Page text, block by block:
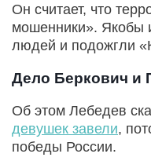
Он считает, что
мошенники». Якобы
людей и подожгли
Дело Беркович и
Об этом Лебедев
девушек завели,
победы России.